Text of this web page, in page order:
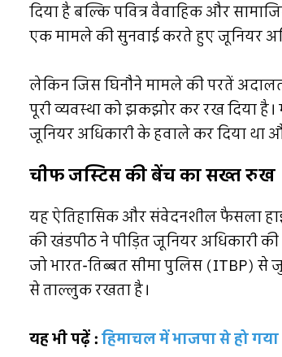
दिया है बल्कि पवित्र वैवाहिक और
एक मामले की सुनवाई करते हुए जूनियर
लेकिन जिस घिनौने मामले की परतें
पूरी व्यवस्था को झकझोर कर रख दिया
जूनियर अधिकारी के हवाले कर दिया था
चीफ जस्टिस की बेंच का सख्त रुख
यह ऐतिहासिक और संवेदनशील फैसला
की खंडपीठ ने पीड़ित जूनियर अधिकारी
जो भारत-तिब्बत सीमा पुलिस (ITBP)
से ताल्लुक रखता है।
यह भी पढ़ें :हिमाचल में भाजपा से हो